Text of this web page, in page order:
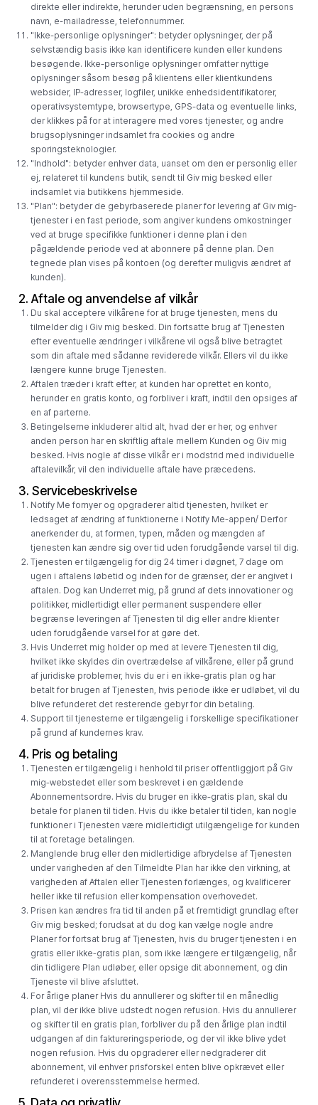
direkte eller indirekte, herunder uden begrænsning, en persons
navn, e-mailadresse, telefonnummer.
"Ikke-personlige oplysninger": betyder oplysninger, der på
selvstændig basis ikke kan identificere kunden eller kundens
besøgende. Ikke-personlige oplysninger omfatter nyttige
oplysninger såsom besøg på klientens eller klientkundens
websider, IP-adresser, logfiler, unikke enhedsidentifikatorer,
operativsystemtype, browsertype, GPS-data og eventuelle links,
der klikkes på for at interagere med vores tjenester, og andre
brugsoplysninger indsamlet fra cookies og andre
sporingsteknologier.
"Indhold": betyder enhver data, uanset om den er personlig eller
ej, relateret til kundens butik, sendt til Giv mig besked eller
indsamlet via butikkens hjemmeside.
"Plan": betyder de gebyrbaserede planer for levering af Giv mig-
tjenester i en fast periode, som angiver kundens omkostninger
ved at bruge specifikke funktioner i denne plan i den
pågældende periode ved at abonnere på denne plan. Den
tegnede plan vises på kontoen (og derefter muligvis ændret af
kunden).
2. Aftale og anvendelse af vilkår
Du skal acceptere vilkårene for at bruge tjenesten, mens du
tilmelder dig i Giv mig besked. Din fortsatte brug af Tjenesten
efter eventuelle ændringer i vilkårene vil også blive betragtet
som din aftale med sådanne reviderede vilkår. Ellers vil du ikke
længere kunne bruge Tjenesten.
Aftalen træder i kraft efter, at kunden har oprettet en konto,
herunder en gratis konto, og forbliver i kraft, indtil den opsiges af
en af ​​parterne.
Betingelserne inkluderer altid alt, hvad der er her, og enhver
anden person har en skriftlig aftale mellem Kunden og Giv mig
besked. Hvis nogle af disse vilkår er i modstrid med individuelle
aftalevilkår, vil den individuelle aftale have præcedens.
3. Servicebeskrivelse
Notify Me fornyer og opgraderer altid tjenesten, hvilket er
ledsaget af ændring af funktionerne i Notify Me-appen/ Derfor
anerkender du, at formen, typen, måden og mængden af ​​
tjenesten kan ændre sig over tid uden forudgående varsel til dig.
Tjenesten er tilgængelig for dig 24 timer i døgnet, 7 dage om
ugen i aftalens løbetid og inden for de grænser, der er angivet i
aftalen. Dog kan Underret mig, på grund af dets innovationer og
politikker, midlertidigt eller permanent suspendere eller
begrænse leveringen af ​​Tjenesten til dig eller andre klienter
uden forudgående varsel for at gøre det.
Hvis Underret mig holder op med at levere Tjenesten til dig,
hvilket ikke skyldes din overtrædelse af vilkårene, eller på grund
af juridiske problemer, hvis du er i en ikke-gratis plan og har
betalt for brugen af ​​Tjenesten, hvis periode ikke er udløbet, vil du
blive refunderet det resterende gebyr for din betaling.
Support til tjenesterne er tilgængelig i forskellige specifikationer
på grund af kundernes krav.
4. Pris og betaling
Tjenesten er tilgængelig i henhold til priser offentliggjort på Giv
mig-webstedet eller som beskrevet i en gældende
Abonnementsordre. Hvis du bruger en ikke-gratis plan, skal du
betale for planen til tiden. Hvis du ikke betaler til tiden, kan nogle
funktioner i Tjenesten være midlertidigt utilgængelige for kunden
til at foretage betalingen.
Manglende brug eller den midlertidige afbrydelse af Tjenesten
under varigheden af ​​den Tilmeldte Plan har ikke den virkning, at
varigheden af ​​Aftalen eller Tjenesten forlænges, og kvalificerer
heller ikke til refusion eller kompensation overhovedet.
Prisen kan ændres fra tid til anden på et fremtidigt grundlag efter
Giv mig besked; forudsat at du dog kan vælge nogle andre
Planer for fortsat brug af Tjenesten, hvis du bruger tjenesten i en
gratis eller ikke-gratis plan, som ikke længere er tilgængelig, når
din tidligere Plan udløber, eller opsige dit abonnement, og din
Tjeneste vil blive afsluttet.
For årlige planer Hvis du annullerer og skifter til en månedlig
plan, vil der ikke blive udstedt nogen refusion. Hvis du annullerer
og skifter til en gratis plan, forbliver du på den årlige plan indtil
udgangen af ​​din faktureringsperiode, og der vil ikke blive ydet
nogen refusion. Hvis du opgraderer eller nedgraderer dit
abonnement, vil enhver prisforskel enten blive opkrævet eller
refunderet i overensstemmelse hermed.